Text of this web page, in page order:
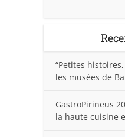
“Petites
les musées de
GastroPirineus
la haute cuisine